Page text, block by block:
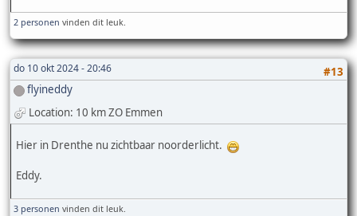
2 personen vinden dit leuk.
do 10 okt 2024 - 20:46
#13
flyineddy
Location: 10 km ZO Emmen
Hier in Drenthe nu zichtbaar noorderlicht.
Eddy.
3 personen vinden dit leuk.